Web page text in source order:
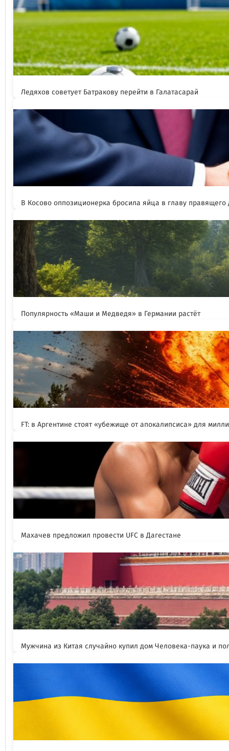
Ледяхов советует Батракову перейти в Галатасарай
В Косово оппозиционерка бросила яйца в главу
Популярность «Маши и Медведя» в Германии растёт
FT: в Аргентине стоят «убежище от апокалипсиса» для
Махачев предложил провести UFC в Дагестане
Мужчина из Китая случайно купил дом Человека-паука и